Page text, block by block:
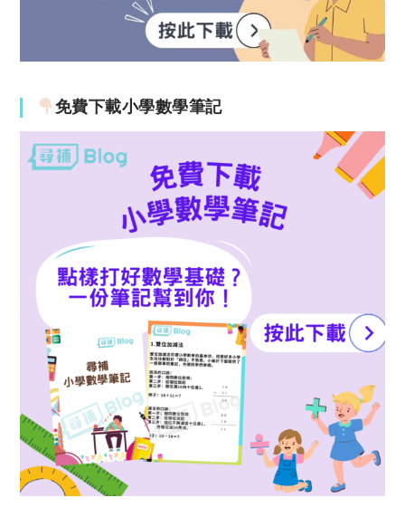
免費下載小學數學筆記